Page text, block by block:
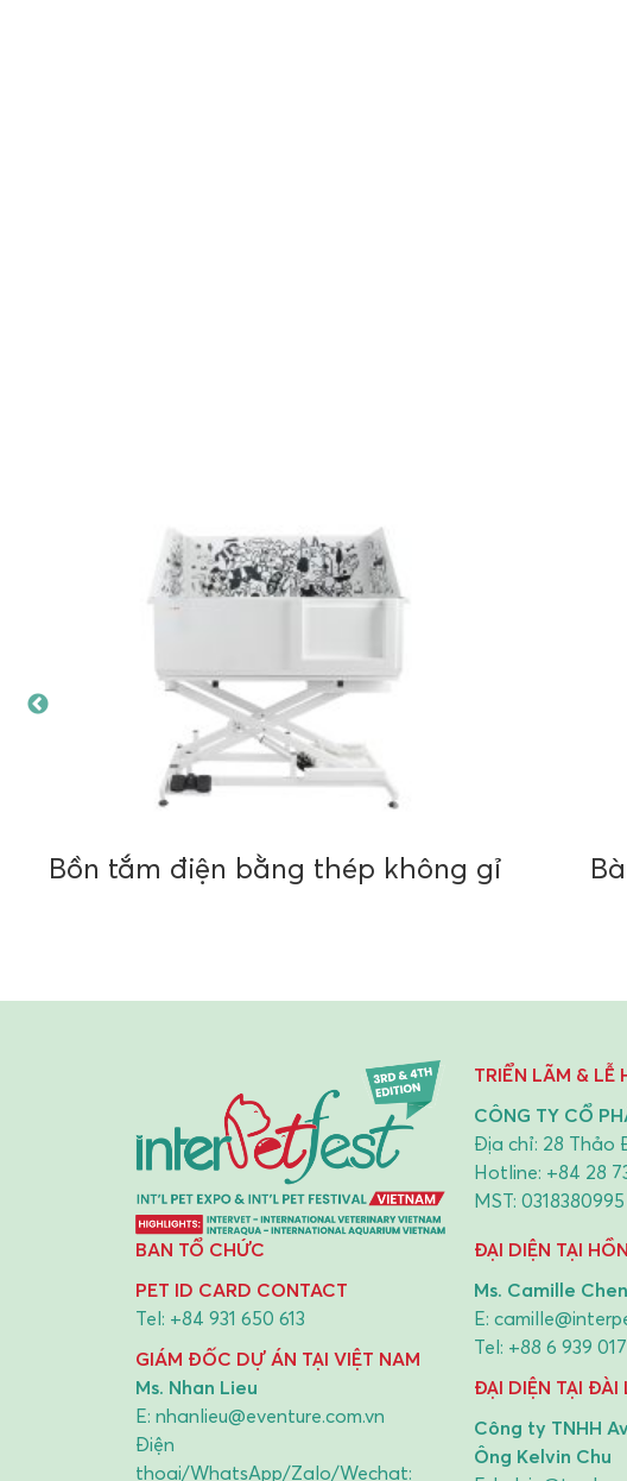
Bồn tắm điện bằng thép không gỉ
TRIỂN LÃM & LỄ
CÔNG TY CỔ
Địa chỉ: 28 Thảo
Hotline: +84 28
MST: 0318380995
BAN TỔ CHỨC
PET ID CARD CONTACT
Tel: +84 931 650 613
GIÁM ĐỐC DỰ ÁN TẠI VIỆT NAM
Ms. Nhan Lieu
E: nhanlieu@eventure.com.vn
Điện
thoại/WhatsApp/Zalo/Wechat:
ĐẠI DIỆN TẠI
Ms. Camille Chen
E:
Tel: +88 6 939
ĐẠI DIỆN TẠI ĐÀI
Công ty TNHH
Ông Kelvin Chu